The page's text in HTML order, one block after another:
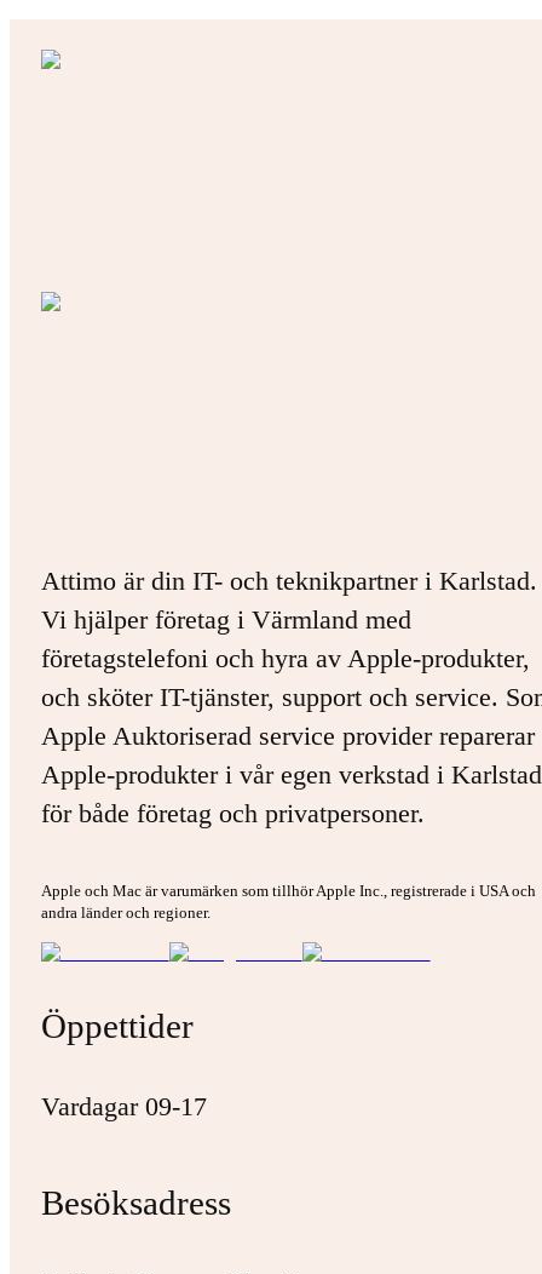
Attimo är din IT- och teknikpartner i Karlstad.
Vi hjälper företag i Värmland med
företagstelefoni och hyra av Apple-produkter,
och sköter IT-tjänster, support och service.
Apple Auktoriserad service provider
Apple-produkter i vår egen verkstad i
för både företag och privatpersoner.
Apple och Mac är varumärken som tillhör Apple Inc., registrerade i USA och
andra länder och regioner.
Öppettider
Vardagar 09-17
Besöksadress